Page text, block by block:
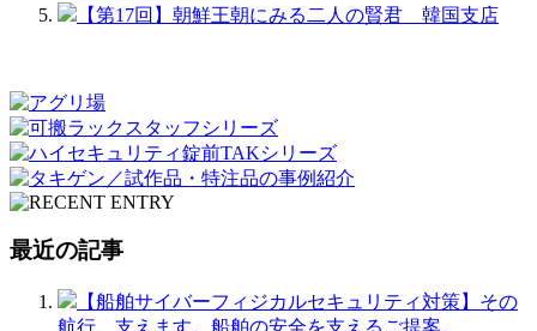
【第17回】朝鮮王朝にみる二人の賢君 韓国支店
最近の記事
【船舶サイバーフィジカルセキュリティ対策】その